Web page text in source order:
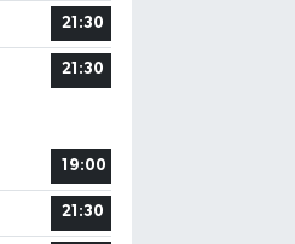
21:30
21:30
19:00
21:30